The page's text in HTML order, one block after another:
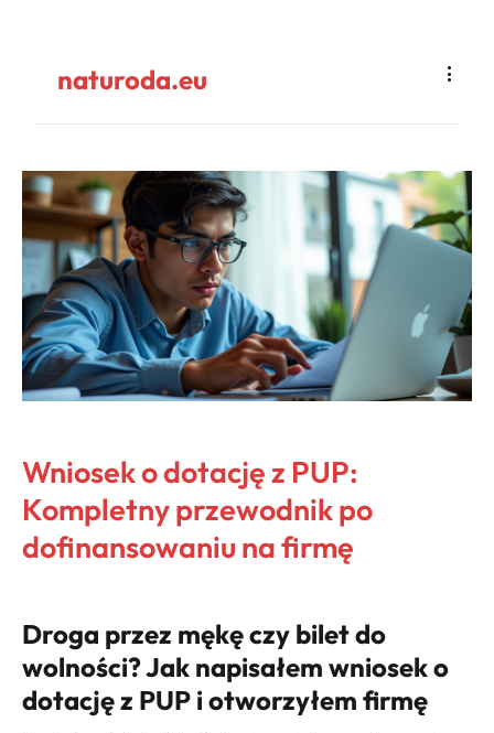
naturoda.eu
Wniosek o dotację z PUP:
Kompletny przewodnik po
dofinansowaniu na firmę
Droga przez mękę czy bilet do
wolności? Jak napisałem wniosek o
dotację z PUP i otworzyłem firmę